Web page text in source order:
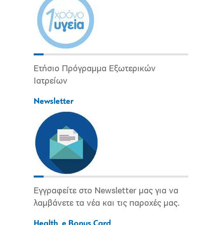
Ετήσιο Πρόγραμμα Εξωτερικών
Ιατρείων
Newsletter
Εγγραφείτε στο Newsletter μας για να
λαμβάνετε τα νέα και τις παροχές μας.